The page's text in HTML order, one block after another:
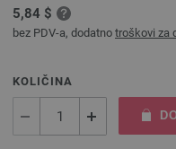
5,84 $
bez PDV-a, dodatno troškovi za
KOLIČINA